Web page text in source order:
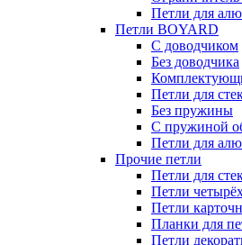
Петли для
Петли BOYARD
С доводчиком
Без доводчика
Петли для
Без пружины
С пружиной
Петли для
Прочие петли
Петли для
Петли
Петли
Планки для
Петли